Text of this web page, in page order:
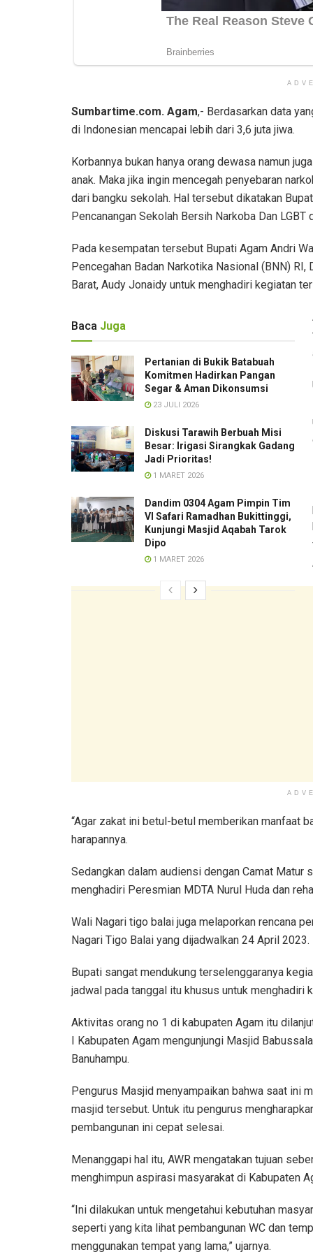
Sumbartime.com. Agam,- Berdasarkan data
di Indonesian mencapai lebih dari 3,6 juta jiwa.
Korbannya bukan hanya orang dewasa namun
anak. Maka jika ingin mencegah penyebaran
dari bangku sekolah. Hal tersebut dikatakan
Pencanangan Sekolah Bersih Narkoba Dan
Pada kesempatan tersebut Bupati Agam Andri
Pencegahan Badan Narkotika Nasional (BNN)
Barat, Audy Jonaidy untuk menghadiri kegiatan
Baca Juga
Pertanian di Bukik Batabuah
Komitmen Hadirkan Pangan
Segar & Aman Dikonsumsi
23 JULI 2026
Diskusi Tarawih Berbuah Misi
Besar: Irigasi Sirangkak Gadang
Jadi Prioritas!
1 MARET 2026
Dandim 0304 Agam Pimpin Tim
VI Safari Ramadhan Bukittinggi,
Kunjungi Masjid Aqabah Tarok
Dipo
1 MARET 2026
“Agar zakat ini betul-betul memberikan manfaat
harapannya.
Sedangkan dalam audiensi dengan Camat Matur
menghadiri Peresmian MDTA Nurul Huda dan
Wali Nagari tigo balai juga melaporkan rencana
Nagari Tigo Balai yang dijadwalkan 24 April 2023.
Bupati sangat mendukung terselenggaranya
jadwal pada tanggal itu khusus untuk menghadiri
Aktivitas orang no 1 di kabupaten Agam itu
I Kabupaten Agam mengunjungi Masjid
Banuhampu.
Pengurus Masjid menyampaikan bahwa saat ini
masjid tersebut. Untuk itu pengurus
pembangunan ini cepat selesai.
Menanggapi hal itu, AWR mengatakan tujuan
menghimpun aspirasi masyarakat di Kabupaten
“Ini dilakukan untuk mengetahui kebutuhan
seperti yang kita lihat pembangunan WC dan
menggunakan tempat yang lama,” ujarnya.